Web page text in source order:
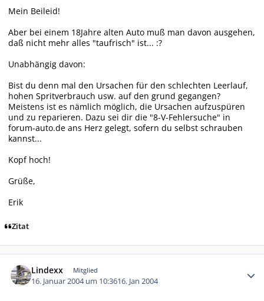
Mein Beileid!
Aber bei einem 18Jahre alten Auto muß man davon ausgehen,
daß nicht mehr alles "taufrisch" ist... :?
Unabhängig davon:
Bist du denn mal den Ursachen für den schlechten Leerlauf,
hohen Spritverbrauch usw. auf den grund gegangen?
Meistens ist es nämlich möglich, die Ursachen aufzuspüren
und zu reparieren. Dazu sei dir die "8-V-Fehlersuche" in
forum-auto.de ans Herz gelegt, sofern du selbst schrauben
kannst...
Kopf hoch!
Grüße,
Erik
Zitat
Lindexx Mitglied
16. Januar 2004 um 10:3616. Jan 2004